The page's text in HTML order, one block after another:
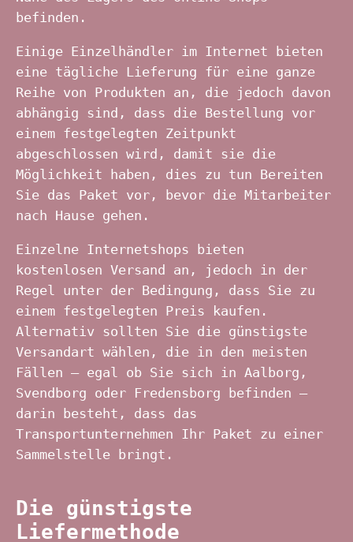
befinden.
Einige Einzelhändler im Internet bieten
eine tägliche Lieferung für eine ganze
Reihe von Produkten an, die jedoch davon
abhängig sind, dass die Bestellung vor
einem festgelegten Zeitpunkt
abgeschlossen wird, damit sie die
Möglichkeit haben, dies zu tun Bereiten
Sie das Paket vor, bevor die Mitarbeiter
nach Hause gehen.
Einzelne Internetshops bieten
kostenlosen Versand an, jedoch in der
Regel unter der Bedingung, dass Sie zu
einem festgelegten Preis kaufen.
Alternativ sollten Sie die günstigste
Versandart wählen, die in den meisten
Fällen – egal ob Sie sich in Aalborg,
Svendborg oder Fredensborg befinden –
darin besteht, dass das
Transportunternehmen Ihr Paket zu einer
Sammelstelle bringt.
Die günstigste
Liefermethode